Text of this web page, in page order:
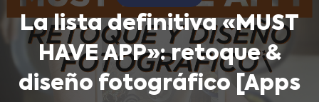
La lista definitiva «MUST
HAVE APP»: retoque &
diseño fotográfico [Apps